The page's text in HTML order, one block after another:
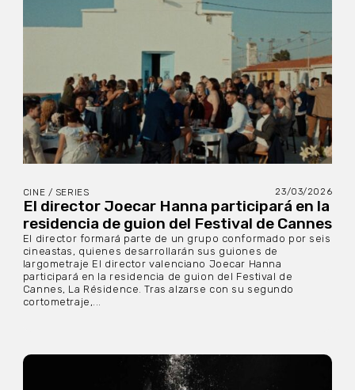
CINE / SERIES 23/03/2026
El director Joecar Hanna participará en la
residencia de guion del Festival de Cannes
El director formará parte de un grupo conformado por seis
cineastas, quienes desarrollarán sus guiones de
largometraje El director valenciano Joecar Hanna
participará en la residencia de guion del Festival de
Cannes, La Résidence. Tras alzarse con su segundo
cortometraje,...